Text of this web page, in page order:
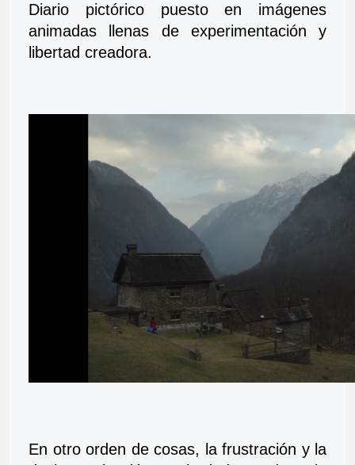
Diario pictórico puesto en imágenes
animadas llenas de experimentación y
libertad creadora.
En otro orden de cosas, la frustración y la